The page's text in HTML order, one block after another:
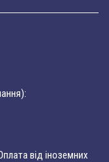
від іноземних